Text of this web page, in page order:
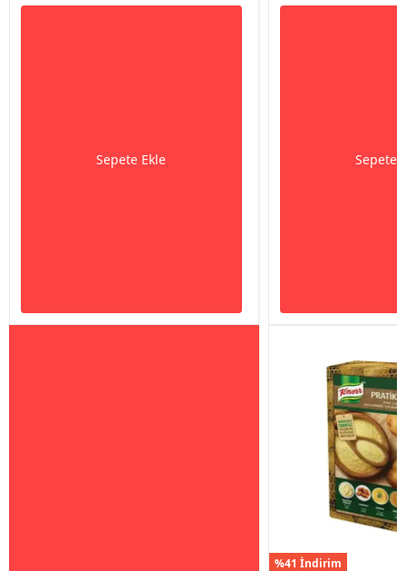
Sepete Ekle Sepete
%41 İndirim